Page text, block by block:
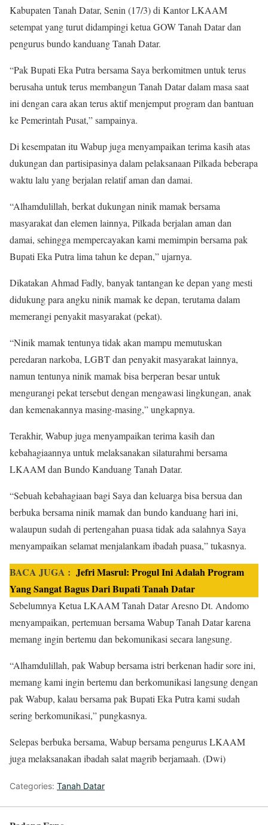
Kabupaten Tanah Datar, Senin (17/3) di Kantor LKAAM
setempat yang turut didampingi ketua GOW Tanah Datar dan
pengurus bundo kanduang Tanah Datar.
“Pak Bupati Eka Putra bersama Saya berkomitmen untuk terus
berusaha untuk terus membangun Tanah Datar dalam masa saat
ini dengan cara akan terus aktif menjemput program dan bantuan
ke Pemerintah Pusat,” sampainya.
Di kesempatan itu Wabup juga menyampaikan terima kasih atas
dukungan dan partisipasinya dalam pelaksanaan Pilkada beberapa
waktu lalu yang berjalan relatif aman dan damai.
“Alhamdulillah, berkat dukungan ninik mamak bersama
masyarakat dan elemen lainnya, Pilkada berjalan aman dan
damai, sehingga mempercayakan kami memimpin bersama pak
Bupati Eka Putra lima tahun ke depan,” ujarnya.
Dikatakan Ahmad Fadly, banyak tantangan ke depan yang mesti
didukung para angku ninik mamak ke depan, terutama dalam
memerangi penyakit masyarakat (pekat).
“Ninik mamak tentunya tidak akan mampu memutuskan
peredaran narkoba, LGBT dan penyakit masyarakat lainnya,
namun tentunya ninik mamak bisa berperan besar untuk
mengurangi pekat tersebut dengan mengawasi lingkungan, anak
dan kemenakannya masing-masing,” ungkapnya.
Terakhir, Wabup juga menyampaikan terima kasih dan
kebahagiaannya untuk melaksanakan silaturahmi bersama
LKAAM dan Bundo Kanduang Tanah Datar.
“Sebuah kebahagiaan bagi Saya dan keluarga bisa bersua dan
berbuka bersama ninik mamak dan bundo kanduang hari ini,
walaupun sudah di pertengahan puasa tidak ada salahnya Saya
menyampaikan selamat menjalankam ibadah puasa,” tukasnya.
BACA JUGA : Jefri Masrul: Progul Ini Adalah Program
Yang Sangat Bagus Dari Bupati Tanah Datar
Sebelumnya Ketua LKAAM Tanah Datar Aresno Dt. Andomo
menyampaikan, pertemuan bersama Wabup Tanah Datar karena
memang ingin bertemu dan bekomunikasi secara langsung.
“Alhamdulillah, pak Wabup bersama istri berkenan hadir sore ini,
memang kami ingin bertemu dan berkomunikasi langsung dengan
pak Wabup, kalau bersama pak Bupati Eka Putra kami sudah
sering berkomunikasi,” pungkasnya.
Selepas berbuka bersama, Wabup bersama pengurus LKAAM
juga melaksanakan ibadah salat magrib berjamaah. (Dwi)
Categories: Tanah Datar